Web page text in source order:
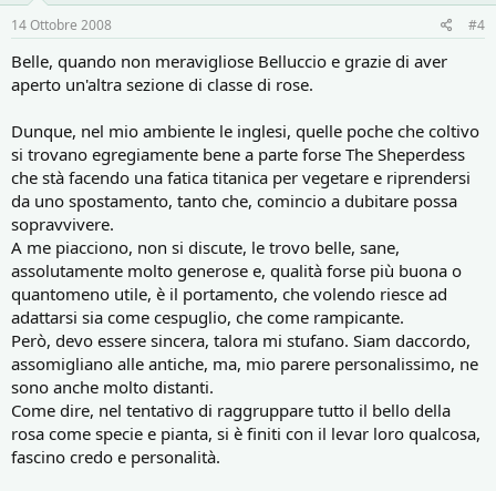
14 Ottobre 2008 #4
Belle, quando non meravigliose Belluccio e grazie di aver
aperto un'altra sezione di classe di rose.
Dunque, nel mio ambiente le inglesi, quelle poche che coltivo
si trovano egregiamente bene a parte forse The Sheperdess
che stà facendo una fatica titanica per vegetare e riprendersi
da uno spostamento, tanto che, comincio a dubitare possa
sopravvivere.
A me piacciono, non si discute, le trovo belle, sane,
assolutamente molto generose e, qualità forse più buona o
quantomeno utile, è il portamento, che volendo riesce ad
adattarsi sia come cespuglio, che come rampicante.
Però, devo essere sincera, talora mi stufano. Siam daccordo,
assomigliano alle antiche, ma, mio parere personalissimo, ne
sono anche molto distanti.
Come dire, nel tentativo di raggruppare tutto il bello della
rosa come specie e pianta, si è finiti con il levar loro qualcosa,
fascino credo e personalità.